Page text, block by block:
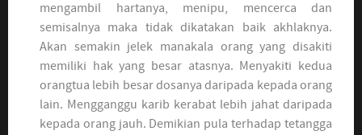
mengambil hartanya, menipu, mencerca dan
semisalnya maka tidak dikatakan baik akhlaknya.
Akan semakin jelek manakala orang yang disakiti
memiliki hak yang besar atasnya. Menyakiti kedua
orangtua lebih besar dosanya daripada kepada orang
lain. Mengganggu karib kerabat lebih jahat daripada
kepada orang jauh. Demikian pula terhadap tetangga